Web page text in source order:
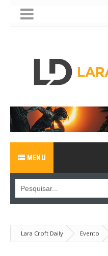
MENU
Lara Croft Daily Evento
Novidades de Tomb Raider